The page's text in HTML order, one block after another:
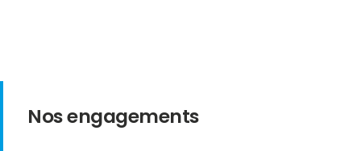
Nos engagements